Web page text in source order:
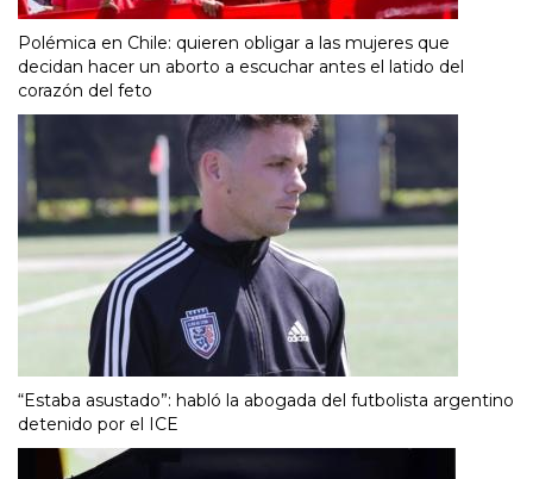
Polémica en Chile: quieren obligar a las mujeres que
decidan hacer un aborto a escuchar antes el latido del
corazón del feto
“Estaba asustado”: habló la abogada del futbolista argentino
detenido por el ICE